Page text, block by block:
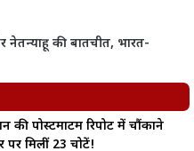
नेतन्याहू की बातचीत, भारत-
पोस्टमार्टम रिपोर्ट में चौंकाने
पर मिलीं 23 चोटें!